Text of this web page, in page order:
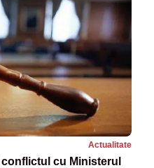
Actualitate
cu Ministerul